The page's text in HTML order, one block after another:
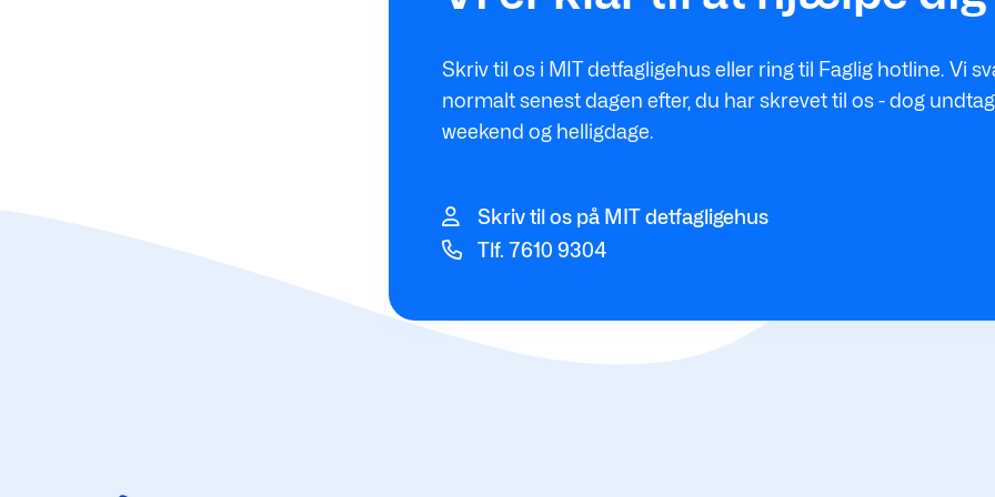
Skriv til os i MIT detfagligehus eller ring til Faglig hotline. Vi
normalt senest dagen efter, du har skrevet til os - dog
weekend og helligdage.
Skriv til os på MIT detfagligehus
Tlf. 7610 9304